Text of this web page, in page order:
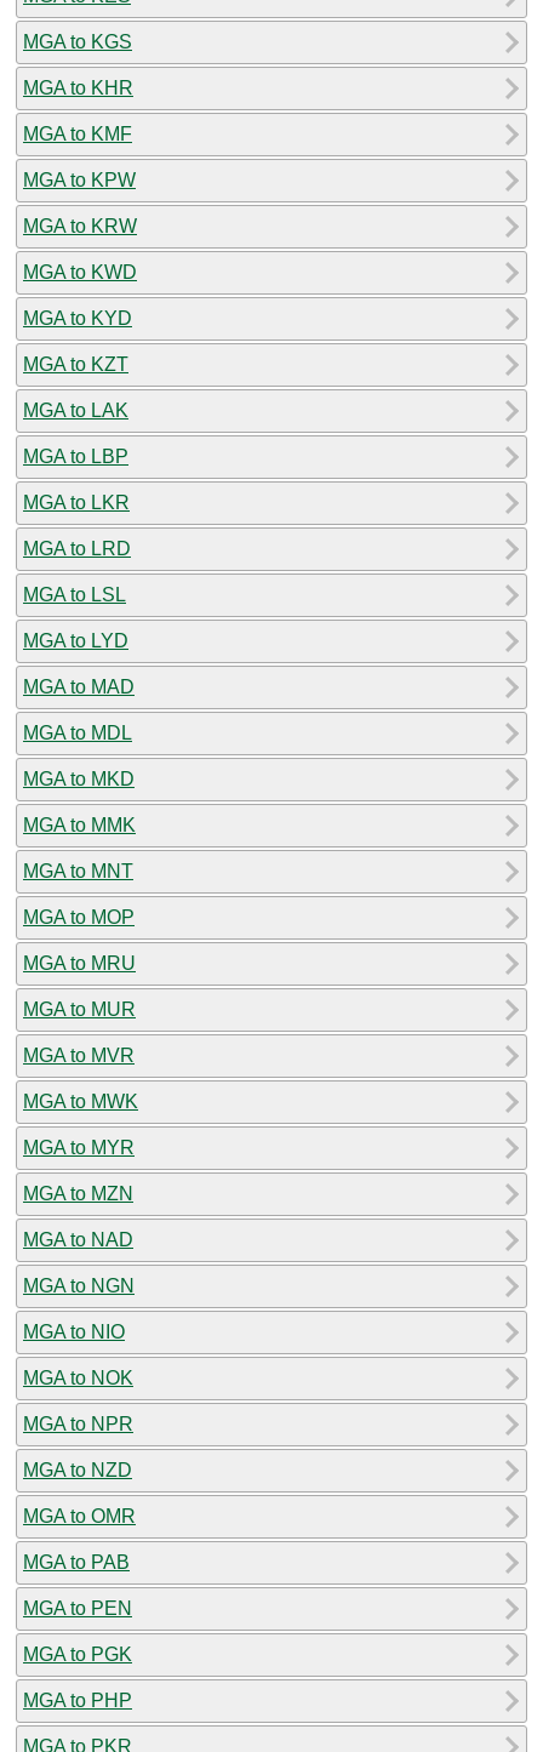
MGA to KGS
MGA to KHR
MGA to KMF
MGA to KPW
MGA to KRW
MGA to KWD
MGA to KYD
MGA to KZT
MGA to LAK
MGA to LBP
MGA to LKR
MGA to LRD
MGA to LSL
MGA to LYD
MGA to MAD
MGA to MDL
MGA to MKD
MGA to MMK
MGA to MNT
MGA to MOP
MGA to MRU
MGA to MUR
MGA to MVR
MGA to MWK
MGA to MYR
MGA to MZN
MGA to NAD
MGA to NGN
MGA to NIO
MGA to NOK
MGA to NPR
MGA to NZD
MGA to OMR
MGA to PAB
MGA to PEN
MGA to PGK
MGA to PHP
MGA to PKR